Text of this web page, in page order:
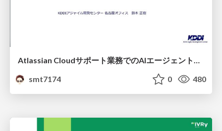
Atlassian Cloudサポート業務でのAIエージェント活用事例
smt7174
0 480